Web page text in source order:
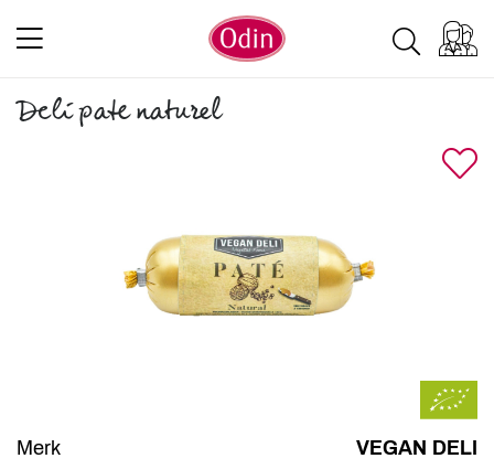
Deli pate naturel
Merk
VEGAN DELI